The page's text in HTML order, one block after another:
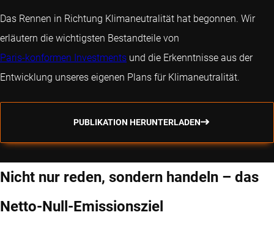
Das Rennen in Richtung Klimaneutralität hat begonnen. Wir
erläutern die wichtigsten Bestandteile von
Paris-konformen Investments und die Erkenntnisse aus der
Entwicklung unseres eigenen Plans für Klimaneutralität.
PUBLIKATION HERUNTERLADEN
Nicht nur reden, sondern handeln – das
Netto-Null-Emissionsziel